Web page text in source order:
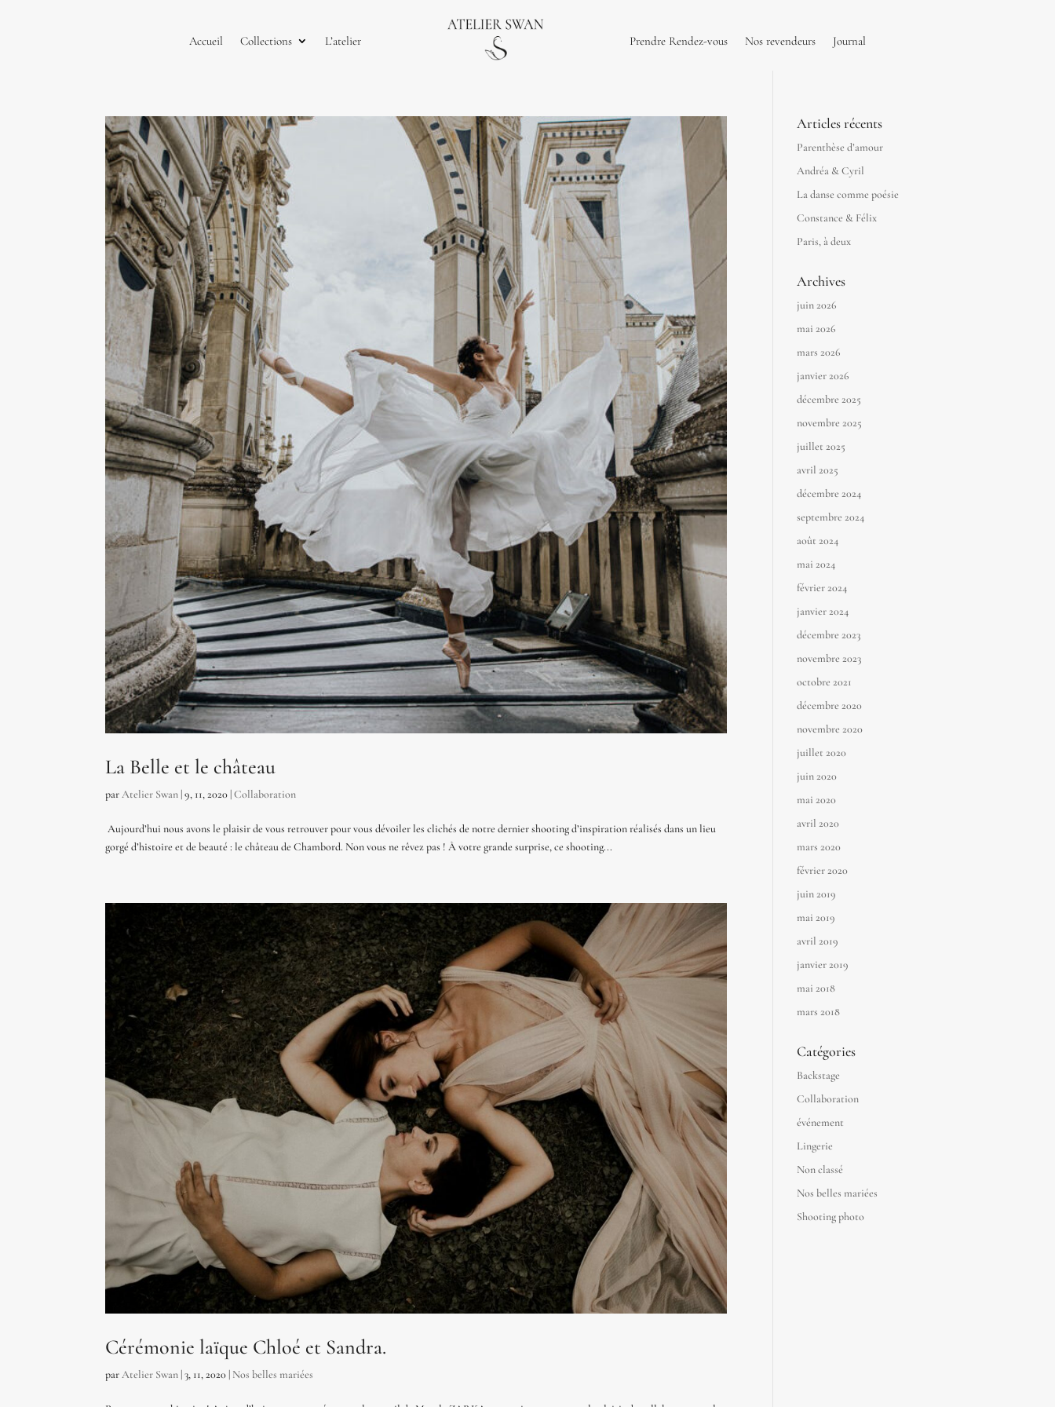
Accueil Collections L’atelier Prendre Rendez-vous Nos revendeurs Journal
La Belle et le château
parAtelier Swan |9, 11, 2020 |Collaboration
Aujourd’hui nous avons le plaisir de vous retrouver pour vous dévoiler les clichés de notre dernier shooting d’inspiration réalisés dans un lieu
gorgé d’histoire et de beauté : le château de Chambord. Non vous ne rêvez pas ! À votre grande surprise, ce shooting...
Cérémonie laïque Chloé et Sandra.
parAtelier Swan |3, 11, 2020 | Nos belles mariées
Articles récents
Parenthèse d’amour
Andréa & Cyril
La danse comme poésie
Constance & Félix
Paris, à deux
Archives
juin 2026
mai 2026
mars 2026
janvier 2026
décembre 2025
novembre 2025
juillet 2025
avril 2025
décembre 2024
septembre 2024
août 2024
mai 2024
février 2024
janvier 2024
décembre 2023
novembre 2023
octobre 2021
décembre 2020
novembre 2020
juillet 2020
juin 2020
mai 2020
avril 2020
mars 2020
février 2020
juin 2019
mai 2019
avril 2019
janvier 2019
mai 2018
mars 2018
Catégories
Backstage
Collaboration
événement
Lingerie
Non classé
Nos belles mariées
Shooting photo